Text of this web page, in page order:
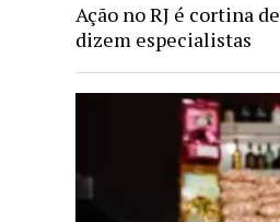
Ação no RJ é cortina
dizem especialistas